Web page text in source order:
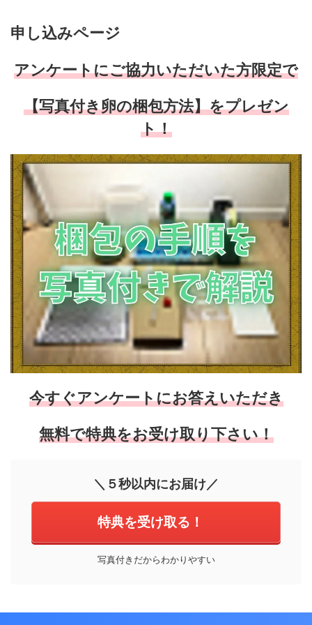
申し込みページ
アンケートにご協力いただいた方限定で
【写真付き卵の梱包方法】をプレゼン
ト！
今すぐアンケートにお答えいただき
無料で特典をお受け取り下さい！
＼５秒以内にお届け／
特典を受け取る！
写真付きだからわかりやすい